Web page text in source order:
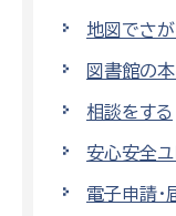
地図でさが
図書館の
相談をする
安心安全ユ
電子申請・